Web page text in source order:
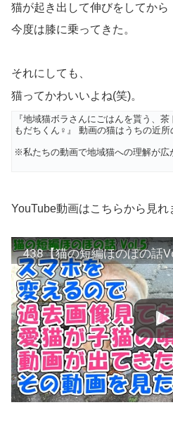
猫が起き出して伸びをしてから
今度は膝に乗ってきた。
それにしても、
猫ってかわいいよね(笑)。
『地域猫ボラさんにごはんを貰う、
もだちくん♀』 動画の猫はうちの近所
※私たちの動画で地域猫への理解が広
YouTube動画はこちらから見れ